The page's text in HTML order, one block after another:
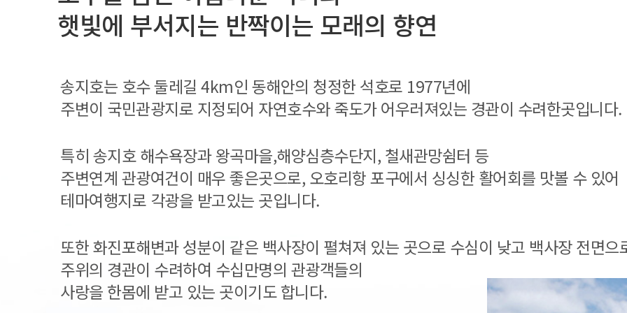
햇빛에 부서지는 반짝이는 모래의 향연
송지호는 호수 둘레길 4km인 동해안의 청정한 석호로 1977년에
주변이 국민관광지로 지정되어 자연호수와 죽도가 어우러져있는 경관이 수려한곳입니다.
특히 송지호 해수욕장과 왕곡마을,해양심층수단지, 철새관망쉼터 등
주변연계 관광여건이 매우 좋은곳으로, 오호리항 포구에서 싱싱한 활어회를 맛볼 수 있어
테마여행지로 각광을 받고있는 곳입니다.
또한 화진포해변과 성분이 같은 백사장이 펼쳐져 있는 곳으로 수심이 낮고 백사장 전면으
주위의 경관이 수려하여 수십만명의 관광객들의
사랑을 한몸에 받고 있는 곳이기도 합니다.